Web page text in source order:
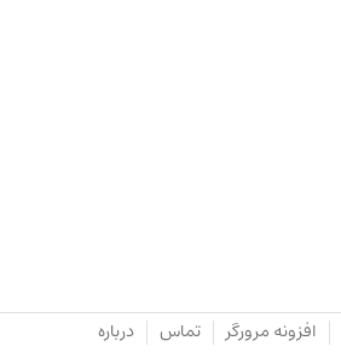
افزونه مرورگر تماس درباره